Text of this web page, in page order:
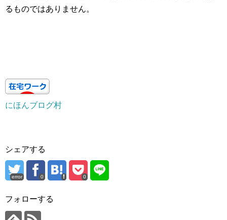
るものではありません。
にほんブログ村
シェアする
error 0 0
フォローする